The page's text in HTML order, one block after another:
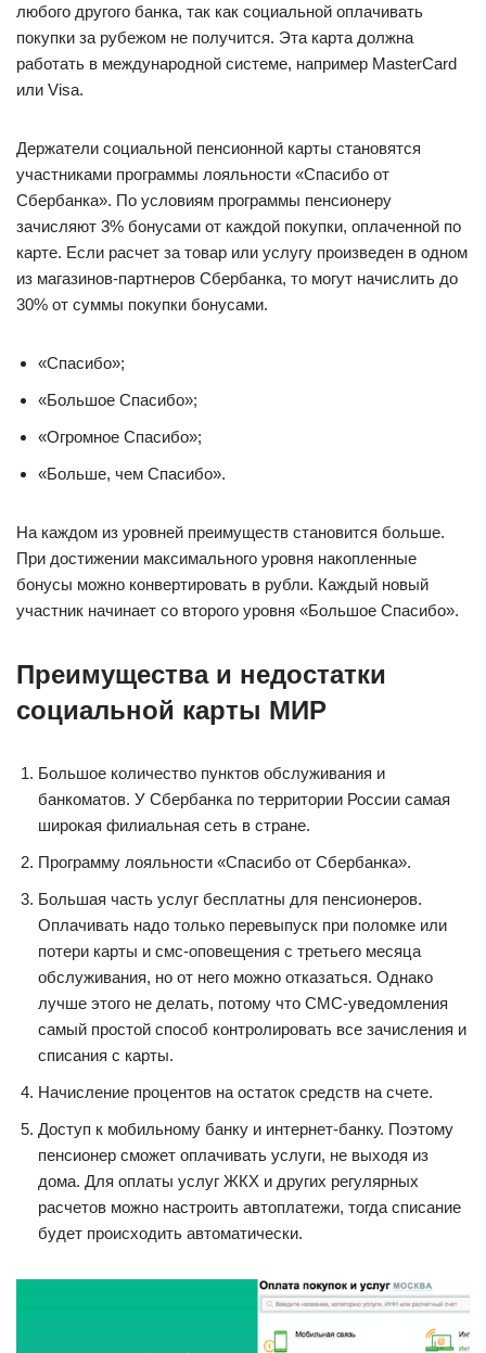
любого другого банка, так как социальной оплачивать
покупки за рубежом не получится. Эта карта должна
работать в международной системе, например MasterCard
или Visa.
Держатели социальной пенсионной карты становятся
участниками программы лояльности «Спасибо от
Сбербанка». По условиям программы пенсионеру
зачисляют 3% бонусами от каждой покупки, оплаченной по
карте. Если расчет за товар или услугу произведен в одном
из магазинов-партнеров Сбербанка, то могут начислить до
30% от суммы покупки бонусами.
«Спасибо»;
«Большое Спасибо»;
«Огромное Спасибо»;
«Больше, чем Спасибо».
На каждом из уровней преимуществ становится больше.
При достижении максимального уровня накопленные
бонусы можно конвертировать в рубли. Каждый новый
участник начинает со второго уровня «Большое Спасибо».
Преимущества и недостатки
социальной карты МИР
Большое количество пунктов обслуживания и
банкоматов. У Сбербанка по территории России самая
широкая филиальная сеть в стране.
Программу лояльности «Спасибо от Сбербанка».
Большая часть услуг бесплатны для пенсионеров.
Оплачивать надо только перевыпуск при поломке или
потери карты и смс-оповещения с третьего месяца
обслуживания, но от него можно отказаться. Однако
лучше этого не делать, потому что СМС-уведомления
самый простой способ контролировать все зачисления и
списания с карты.
Начисление процентов на остаток средств на счете.
Доступ к мобильному банку и интернет-банку. Поэтому
пенсионер сможет оплачивать услуги, не выходя из
дома. Для оплаты услуг ЖКХ и других регулярных
расчетов можно настроить автоплатежи, тогда списание
будет происходить автоматически.